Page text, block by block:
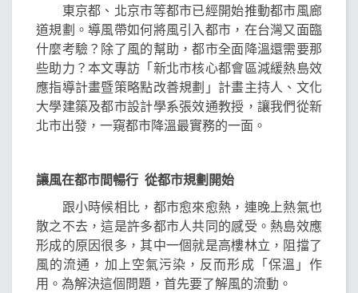
東京都、北京市等都市已經開始推動都市風廊
道規劃。導風帶如何將風引入都市，在台灣又面臨
什麼考驗？除了風的幫助，都市全面降溫還需要那
些助力？本文專訪「新北市核心都會區減緩熱島效
應指導計畫暨策略點改善規劃」計畫主持人、文化
大學建築及都市設計學系張效通教授，讓我們從新
北市出發，一窺都市降溫最實務的一面。
讓風在都市間暢行 從都市規劃開始
跟小時候相比，都市愈來愈熱，連晚上熱氣也
散之不去，這是許多都市人共同的感受。熱島效應
形成的原因很多，其中一個就是高樓林立，阻擋了
風的流通，加上空氣污染，反而形成「保溫」作
用。為解決這個問題，首先要了解風的流動。